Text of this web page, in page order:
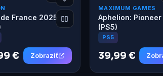
France 2025
€ Zobraziť
MAXIMUM GAMES
Aphelion: Pioneer
(PS5)
PS5
39,99 €